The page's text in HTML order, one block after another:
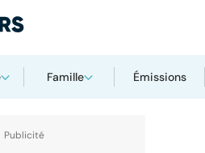
Famille Émissions